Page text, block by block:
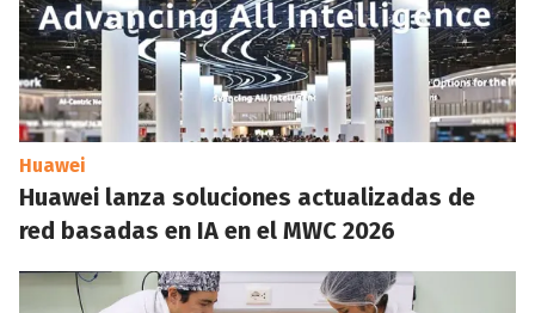
Huawei
Huawei lanza soluciones actualizadas de
red basadas en IA en el MWC 2026